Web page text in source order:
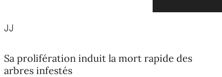
JJ
Sa prolifération induit la mort rapide des
arbres infestés